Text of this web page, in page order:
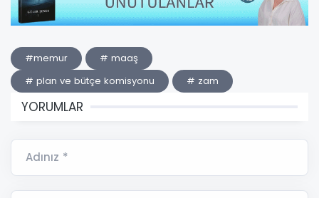
#memur
# maaş
# plan ve bütçe komisyonu
# zam
YORUMLAR
Adınız *